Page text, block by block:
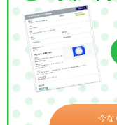
今な